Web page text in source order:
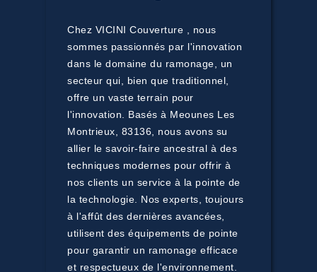
Chez VICINI Couverture , nous
sommes passionnés par l'innovation
dans le domaine du ramonage, un
secteur qui, bien que traditionnel,
offre un vaste terrain pour
l'innovation. Basés à Meounes Les
Montrieux, 83136, nous avons su
allier le savoir-faire ancestral à des
techniques modernes pour offrir à
nos clients un service à la pointe de
la technologie. Nos experts, toujours
à l'affût des dernières avancées,
utilisent des équipements de pointe
pour garantir un ramonage efficace
et respectueux de l'environnement.